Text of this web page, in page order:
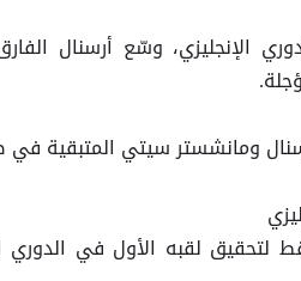
ومانشستر سيتي المتبقية في
لقبه الأول في الدوري